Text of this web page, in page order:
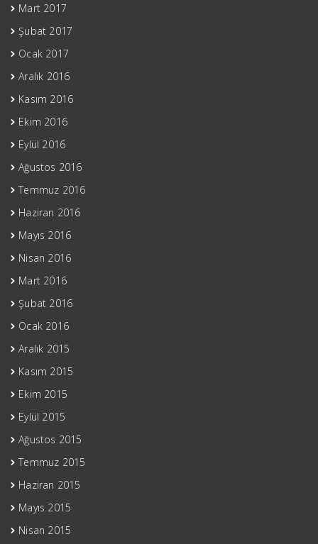
Mart 2017
Şubat 2017
Ocak 2017
Aralık 2016
Kasım 2016
Ekim 2016
Eylül 2016
Ağustos 2016
Temmuz 2016
Haziran 2016
Mayıs 2016
Nisan 2016
Mart 2016
Şubat 2016
Ocak 2016
Aralık 2015
Kasım 2015
Ekim 2015
Eylül 2015
Ağustos 2015
Temmuz 2015
Haziran 2015
Mayıs 2015
Nisan 2015